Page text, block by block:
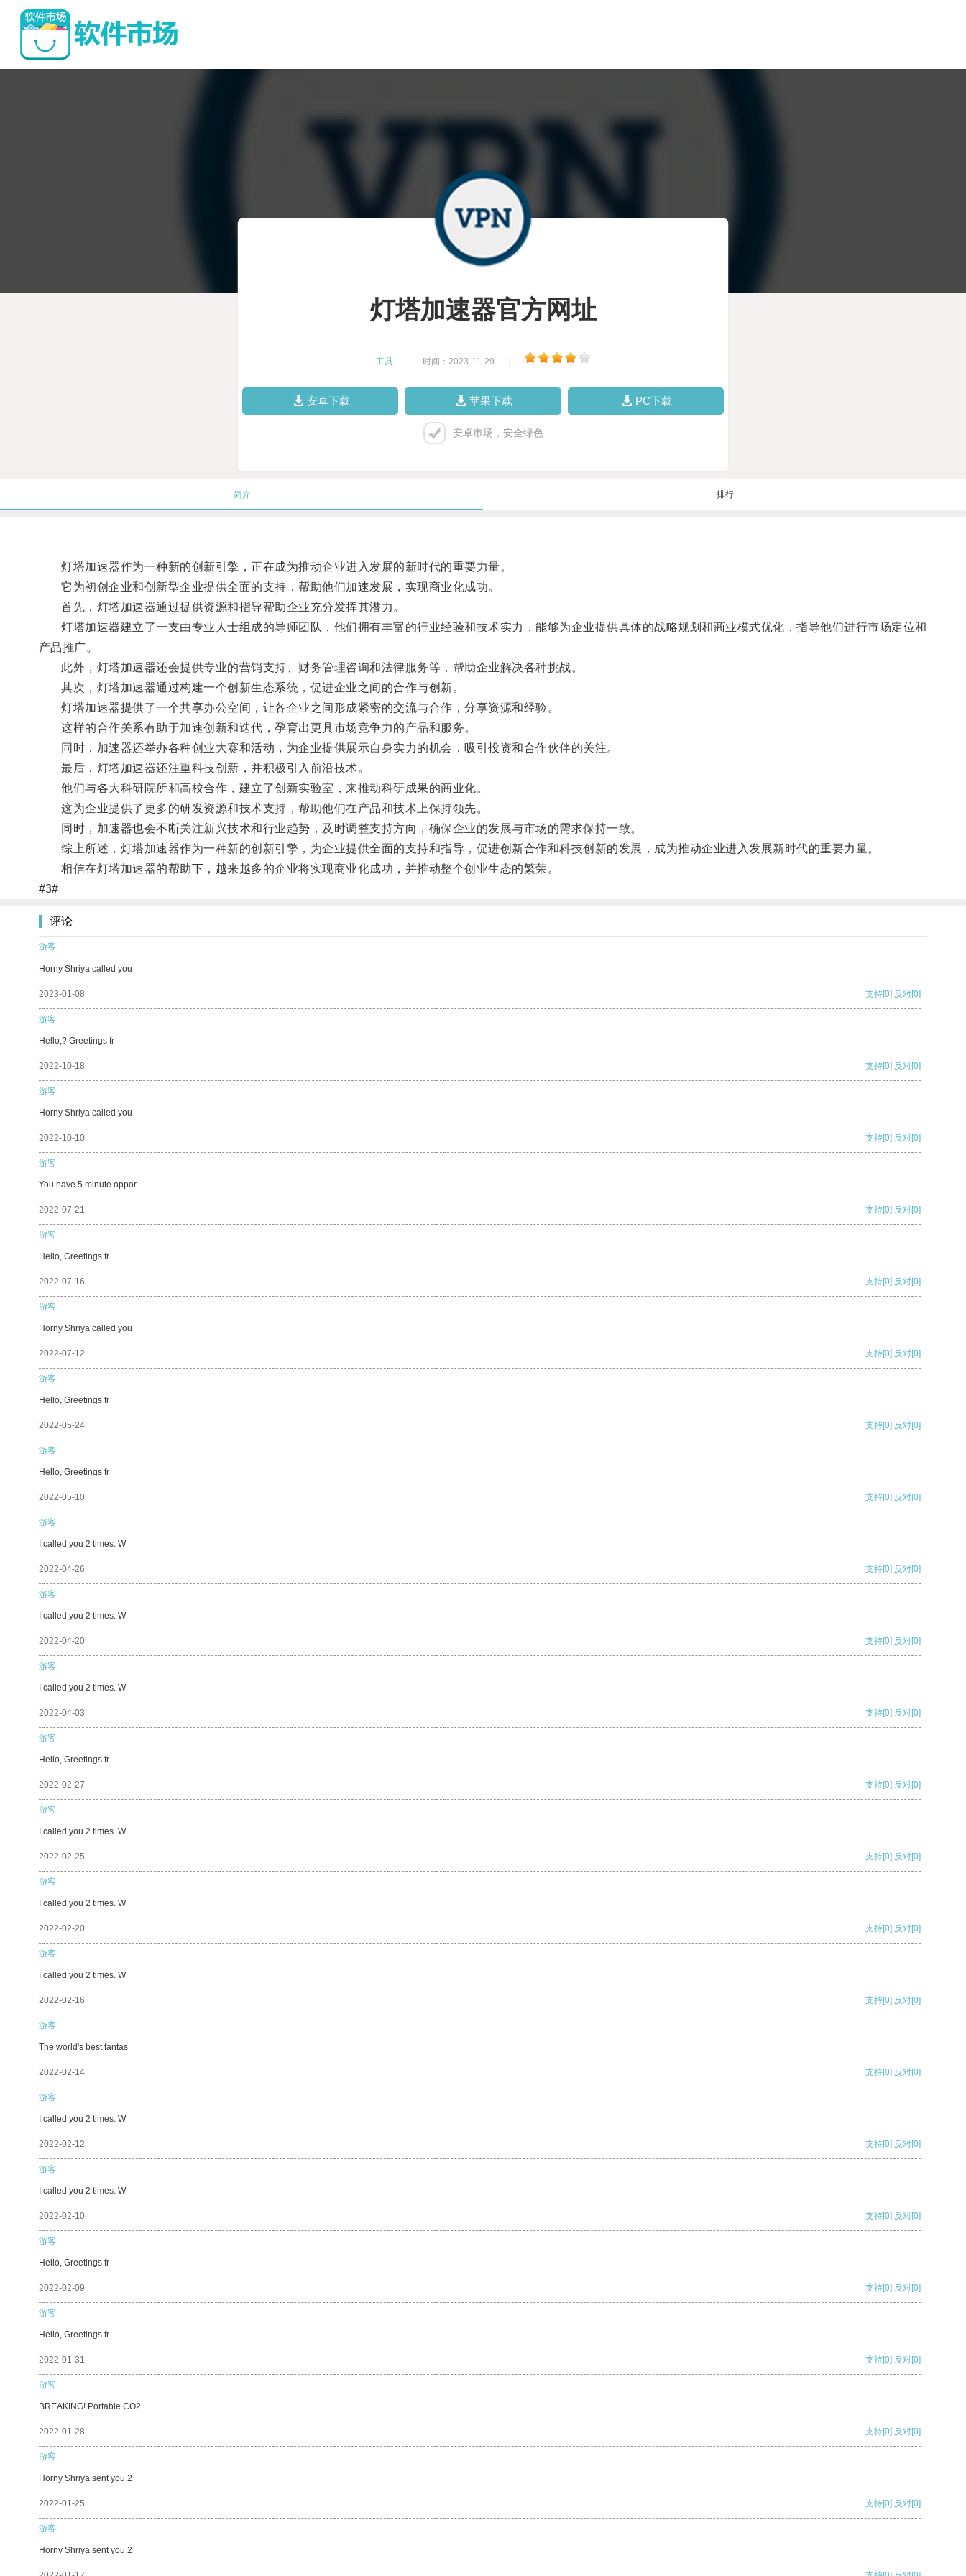
灯塔加速器官方网址
工具 时间：2023-11-29
安卓下载 苹果下载 PC下载
安卓市场，安全绿色
简介 排行
灯塔加速器作为一种新的创新引擎，正在成为推动企业进入发展的新时代的重要力量。
它为初创企业和创新型企业提供全面的支持，帮助他们加速发展，实现商业化成功。
首先，灯塔加速器通过提供资源和指导帮助企业充分发挥其潜力。
灯塔加速器建立了一支由专业人士组成的导师团队，他们拥有丰富的行业经验和技术实力，能够为企业提供具体的战略规划和商业模式优化，指导他们进行市场定位和
产品推广。
此外，灯塔加速器还会提供专业的营销支持、财务管理咨询和法律服务等，帮助企业解决各种挑战。
其次，灯塔加速器通过构建一个创新生态系统，促进企业之间的合作与创新。
灯塔加速器提供了一个共享办公空间，让各企业之间形成紧密的交流与合作，分享资源和经验。
这样的合作关系有助于加速创新和迭代，孕育出更具市场竞争力的产品和服务。
同时，加速器还举办各种创业大赛和活动，为企业提供展示自身实力的机会，吸引投资和合作伙伴的关注。
最后，灯塔加速器还注重科技创新，并积极引入前沿技术。
他们与各大科研院所和高校合作，建立了创新实验室，来推动科研成果的商业化。
这为企业提供了更多的研发资源和技术支持，帮助他们在产品和技术上保持领先。
同时，加速器也会不断关注新兴技术和行业趋势，及时调整支持方向，确保企业的发展与市场的需求保持一致。
综上所述，灯塔加速器作为一种新的创新引擎，为企业提供全面的支持和指导，促进创新合作和科技创新的发展，成为推动企业进入发展新时代的重要力量。
相信在灯塔加速器的帮助下，越来越多的企业将实现商业化成功，并推动整个创业生态的繁荣。
#3#
评论
游客
Horny Shriya called you
2023-01-08 支持[0] 反对[0]
游客
Hello,? Greetings fr
2022-10-18 支持[0] 反对[0]
游客
Horny Shriya called you
2022-10-10 支持[0] 反对[0]
游客
You have 5 minute oppor
2022-07-21 支持[0] 反对[0]
游客
Hello, Greetings fr
2022-07-16 支持[0] 反对[0]
游客
Horny Shriya called you
2022-07-12 支持[0] 反对[0]
游客
Hello, Greetings fr
2022-05-24 支持[0] 反对[0]
游客
Hello, Greetings fr
2022-05-10 支持[0] 反对[0]
游客
I called you 2 times. W
2022-04-26 支持[0] 反对[0]
游客
I called you 2 times. W
2022-04-20 支持[0] 反对[0]
游客
I called you 2 times. W
2022-04-03 支持[0] 反对[0]
游客
Hello, Greetings fr
2022-02-27 支持[0] 反对[0]
游客
I called you 2 times. W
2022-02-25 支持[0] 反对[0]
游客
I called you 2 times. W
2022-02-20 支持[0] 反对[0]
游客
I called you 2 times. W
2022-02-16 支持[0] 反对[0]
游客
The world's best fantas
2022-02-14 支持[0] 反对[0]
游客
I called you 2 times. W
2022-02-12 支持[0] 反对[0]
游客
I called you 2 times. W
2022-02-10 支持[0] 反对[0]
游客
Hello, Greetings fr
2022-02-09 支持[0] 反对[0]
游客
Hello, Greetings fr
2022-01-31 支持[0] 反对[0]
游客
BREAKING! Portable CO2
2022-01-28 支持[0] 反对[0]
游客
Horny Shriya sent you 2
2022-01-25 支持[0] 反对[0]
游客
Horny Shriya sent you 2